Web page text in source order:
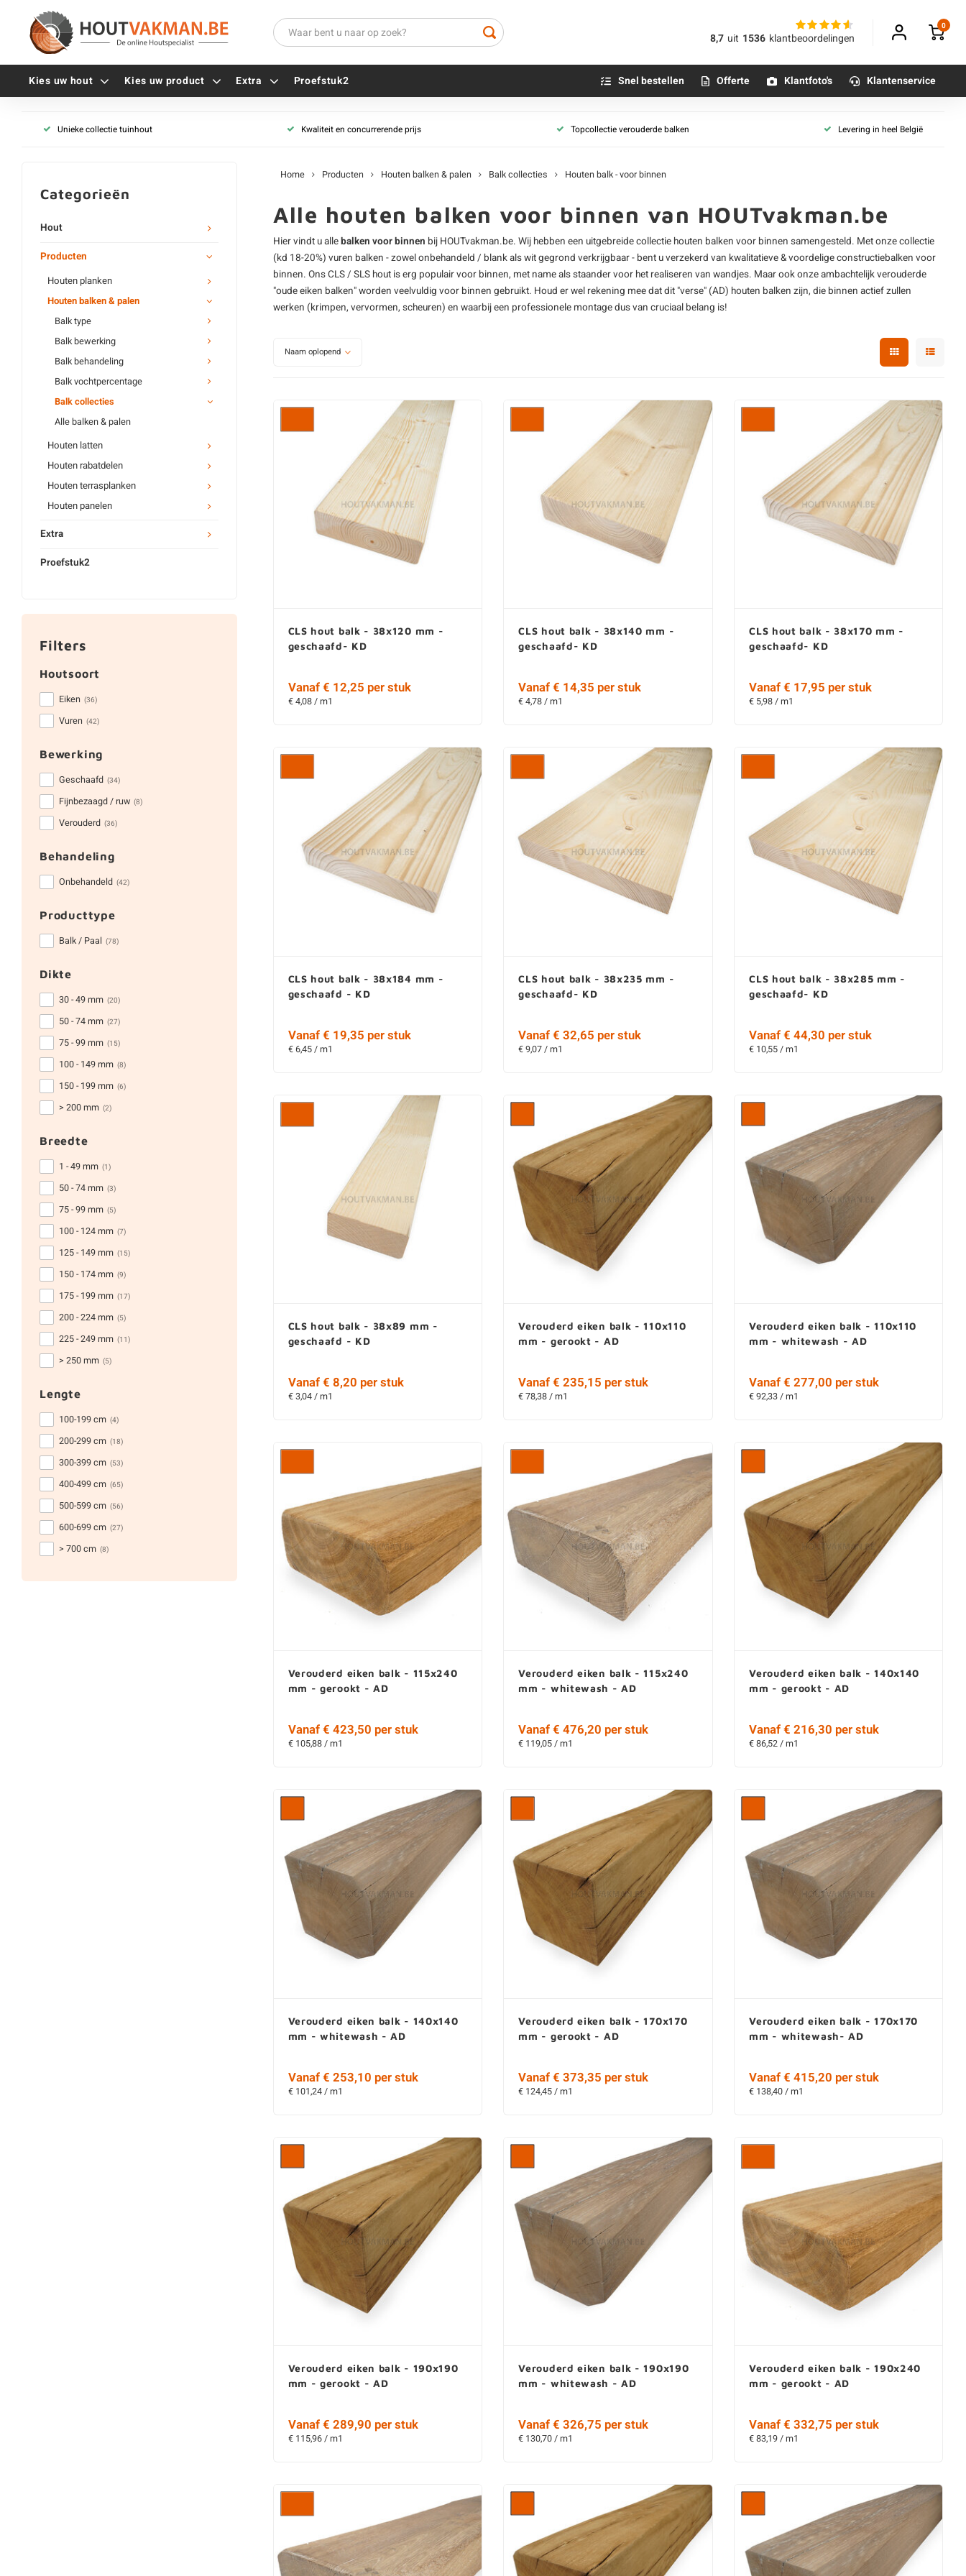
8,7 uit 1536 klantbeoordelingen
0
Kies uw hout Kies uw product
Houten palen (rond)
Houten piketpaaltjes
Houten sleufpalen
Houten paal - gefreesd
Houten balk - verouderd
Houten balk - gebeitst
Balk vochtpercentage
Houten balk - AD (vers)
Houten balk - KD 18-20%
(teruggeddroogd)
Houten balk - KD 8-12% (droog)
Dakspanten
Gordingen
Alle balken & palen
Extra
Vlonderschroeven
Inox schroeven
Zwarte schroeven
Alle vijzen
Terrasdragers
Verbindingsstukken
Houten pennen
Impregneer
Olie en lak - voor binnen
Oxaalzuur
Houtvuller
Tafelpoten - metaal
Tafel onderstel - metaal
Proefstuk2 Snel bestellen Offerte Klantfoto's Klantenservice
Unieke collectie tuinhout Kwaliteit en concurrerende prijs Topcollectie verouderde balken Levering in heel België
Categorieën
Hout
Producten
Houten planken
Houten balken & palen
Balk type
Balk bewerking
Balk behandeling
Balk vochtpercentage
Balk collecties
Alle balken & palen
Houten latten
Houten rabatdelen
Houten terrasplanken
Houten panelen
Extra
Proefstuk2
Filters
Houtsoort
Eiken (36)
Vuren (42)
Bewerking
Geschaafd (34)
Fijnbezaagd / ruw (8)
Verouderd (36)
Behandeling
Onbehandeld (42)
Producttype
Balk / Paal (78)
Dikte
30 - 49 mm (20)
50 - 74 mm (27)
75 - 99 mm (15)
100 - 149 mm (8)
150 - 199 mm (6)
> 200 mm (2)
Breedte
1 - 49 mm (1)
50 - 74 mm (3)
75 - 99 mm (5)
100 - 124 mm (7)
125 - 149 mm (15)
150 - 174 mm (9)
175 - 199 mm (17)
200 - 224 mm (5)
225 - 249 mm (11)
> 250 mm (5)
Lengte
100-199 cm (4)
200-299 cm (18)
300-399 cm (53)
400-499 cm (65)
500-599 cm (56)
600-699 cm (27)
> 700 cm (8)
Home Producten Houten balken & palen Balk collecties Houten balk - voor binnen
Alle houten balken voor binnen van HOUTvakman.be
Hier vindt u allebalken voor binnen bij HOUTvakman.be. Wij hebben een uitgebreide collectie houten balken voor binnen samengesteld. Met onze collectie
(kd 18-20%) vuren balken - zowel onbehandeld / blank als wit gegrond verkrijgbaar - bent u verzekerd van kwalitatieve & voordelige constructiebalken voor
binnen. OnsCLS / SLS hout is erg populair voor binnen, met name als staander voor het realiseren van wandjes. Maar ook onze ambachtelijk verouderde
"oude eiken balken" worden veelvuldig voor binnen gebruikt. Houd er wel rekening mee dat dit "verse" (AD) houten balken zijn, die binnen actief zullen
werken (krimpen, vervormen, scheuren) en waarbij een professionele montage dus van cruciaal belang is!
Naam oplopend
CLS hout balk - 38x120 mm -
geschaafd- KD
Vanaf € 12,25 per stuk
€ 4,08 / m1
CLS hout balk - 38x140 mm -
geschaafd- KD
Vanaf € 14,35 per stuk
€ 4,78 / m1
CLS hout balk - 38x170 mm -
geschaafd- KD
Vanaf € 17,95 per stuk
€ 5,98 / m1
CLS hout balk - 38x184 mm -
geschaafd - KD
Vanaf € 19,35 per stuk
€ 6,45 / m1
CLS hout balk - 38x235 mm -
geschaafd- KD
Vanaf € 32,65 per stuk
€ 9,07 / m1
CLS hout balk - 38x285 mm -
geschaafd- KD
Vanaf € 44,30 per stuk
€ 10,55 / m1
CLS hout balk - 38x89 mm -
geschaafd - KD
Vanaf € 8,20 per stuk
€ 3,04 / m1
Verouderd eiken balk - 110x110
mm - gerookt - AD
Vanaf € 235,15 per stuk
€ 78,38 / m1
Verouderd eiken balk - 110x110
mm - whitewash - AD
Vanaf € 277,00 per stuk
€ 92,33 / m1
Verouderd eiken balk - 115x240
mm - gerookt - AD
Vanaf € 423,50 per stuk
€ 105,88 / m1
Verouderd eiken balk - 115x240
mm - whitewash - AD
Vanaf € 476,20 per stuk
€ 119,05 / m1
Verouderd eiken balk - 140x140
mm - gerookt - AD
Vanaf € 216,30 per stuk
€ 86,52 / m1
Verouderd eiken balk - 140x140
mm - whitewash - AD
Vanaf € 253,10 per stuk
€ 101,24 / m1
Verouderd eiken balk - 170x170
mm - gerookt - AD
Vanaf € 373,35 per stuk
€ 124,45 / m1
Verouderd eiken balk - 170x170
mm - whitewash- AD
Vanaf € 415,20 per stuk
€ 138,40 / m1
Verouderd eiken balk - 190x190
mm - gerookt - AD
Vanaf € 289,90 per stuk
€ 115,96 / m1
Verouderd eiken balk - 190x190
mm - whitewash - AD
Vanaf € 326,75 per stuk
€ 130,70 / m1
Verouderd eiken balk - 190x240
mm - gerookt - AD
Vanaf € 332,75 per stuk
€ 83,19 / m1